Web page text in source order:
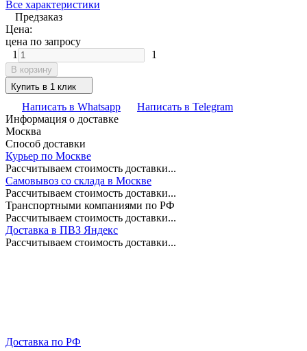
Все характеристики
Предзаказ
Цена:
цена по запросу
1
1
В корзину
Купить в 1 клик
Написать в Whatsapp
Написать в Telegram
Информация о доставке
Москва
Способ доставки
Курьер по Москве
Рассчитываем стоимость доставки...
Самовывоз со склада в Москве
Рассчитываем стоимость доставки...
Транспортными компаниями по РФ
Рассчитываем стоимость доставки...
Доставка в ПВЗ Яндекс
Рассчитываем стоимость доставки...
Доставка по РФ